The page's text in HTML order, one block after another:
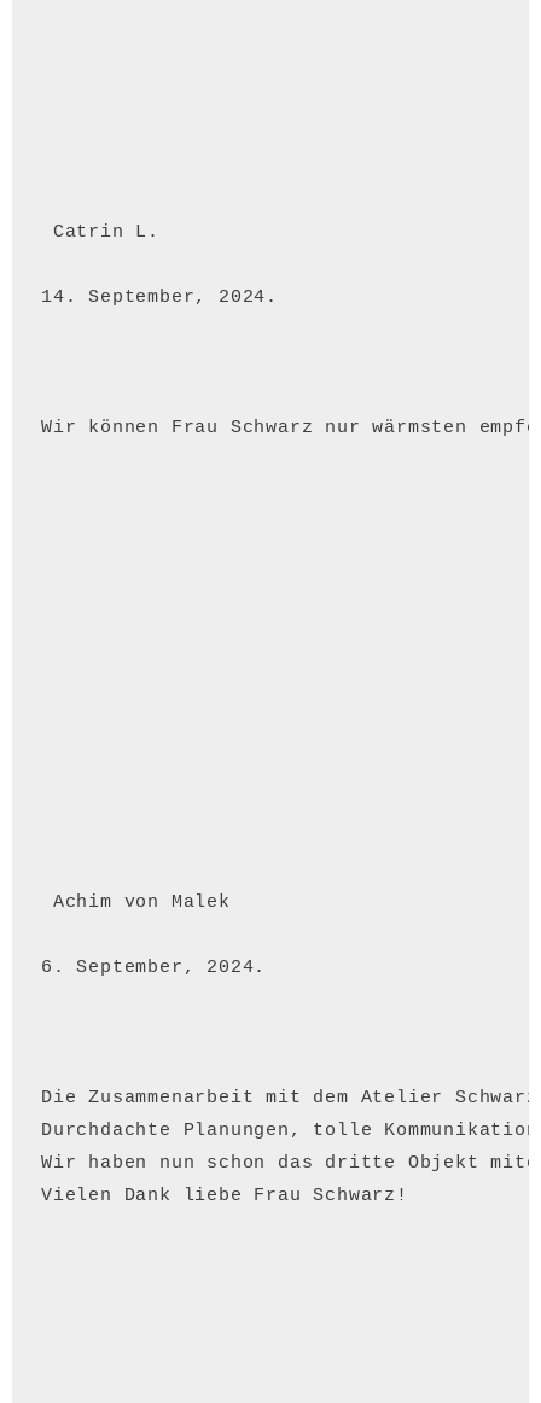
Catrin L.
14. September, 2024.
Wir können Frau Schwarz nur wärmsten
Achim von Malek
6. September, 2024.
Die Zusammenarbeit mit dem Atelier
Durchdachte Planungen, tolle
Wir haben nun schon das dritte Objekt
Vielen Dank liebe Frau Schwarz!